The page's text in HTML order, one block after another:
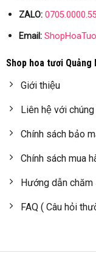
ZALO:
Email:
Shop hoa tươi Quảng
Giới thiệu
Liên hệ với
Chính sách bảo
Chính sách mua
Hướng dẫn
FAQ ( Câu hỏi